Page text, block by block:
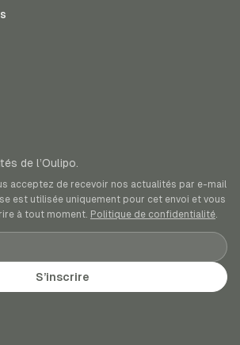
de l’Oulipo.
acceptez de recevoir nos actualités par e-mail
est utilisée uniquement pour cet envoi et vous
à tout moment. Politique de confidentialité.
S’inscrire